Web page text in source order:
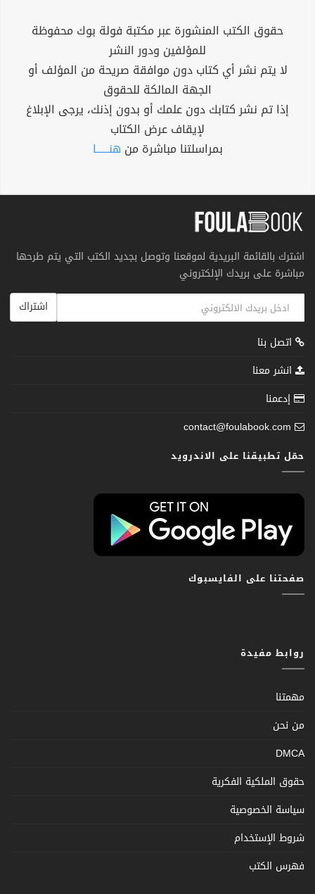
حقوق الكتب المنشورة عبر مكتبة فولة بوك محفوظة
للمؤلفين ودور النشر
لا يتم نشر أي كتاب دون موافقة صريحة من المؤلف أو
الجهة المالكة للحقوق
إذا تم نشر كتابك دون علمك أو بدون إذنك، يرجى الإبلاغ
لإيقاف عرض الكتاب
بمراسلتنا مباشرة من هنــــــا
اشترك بالقائمة البريدية لموقعنا وتوصل بجديد الكتب التي يتم طرحها
مباشرة على بريدك الإلكتروني
اشتراك
اتصل بنا
انشر معنا
إدعمنا
contact@foulabook.com
حمّل تطبيقنا على الاندرويد
صفحتنا على الفايسبوك
روابط مفيدة
مهمتنا
من نحن
DMCA
حقوق الملكية الفكرية
سياسة الخصوصية
شروط الإستخدام
فهرس الكتب